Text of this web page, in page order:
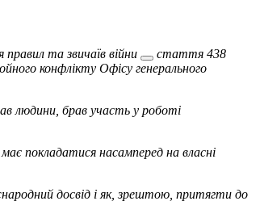
правил та звичаїв війни
стаття 438
конфлікту Офісу генерального
людини, брав участь у роботі
покладатися насамперед на власні
досвід і як, зрештою, притягти до